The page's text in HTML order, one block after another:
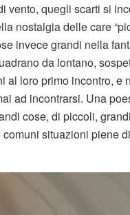
vento, quegli scarti si
nostalgia delle care
invece grandi nella
da lontano,
al loro primo incontro, e
ad incontrarsi. Una
cose, di piccoli,
comuni situazioni piene